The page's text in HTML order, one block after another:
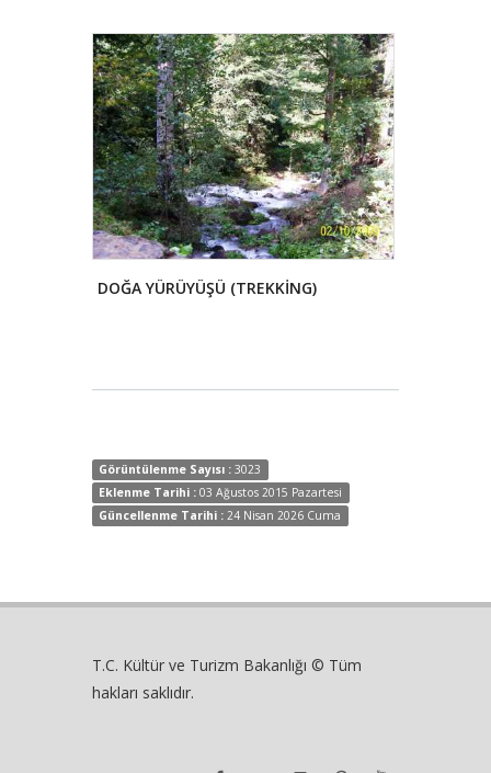
DOĞA YÜRÜYÜŞÜ (TREKKİNG)
Görüntülenme Sayısı : 3023
Eklenme Tarihi : 03 Ağustos 2015 Pazartesi
Güncellenme Tarihi : 24 Nisan 2026 Cuma
T.C. Kültür ve Turizm Bakanlığı © Tüm
hakları saklıdır.